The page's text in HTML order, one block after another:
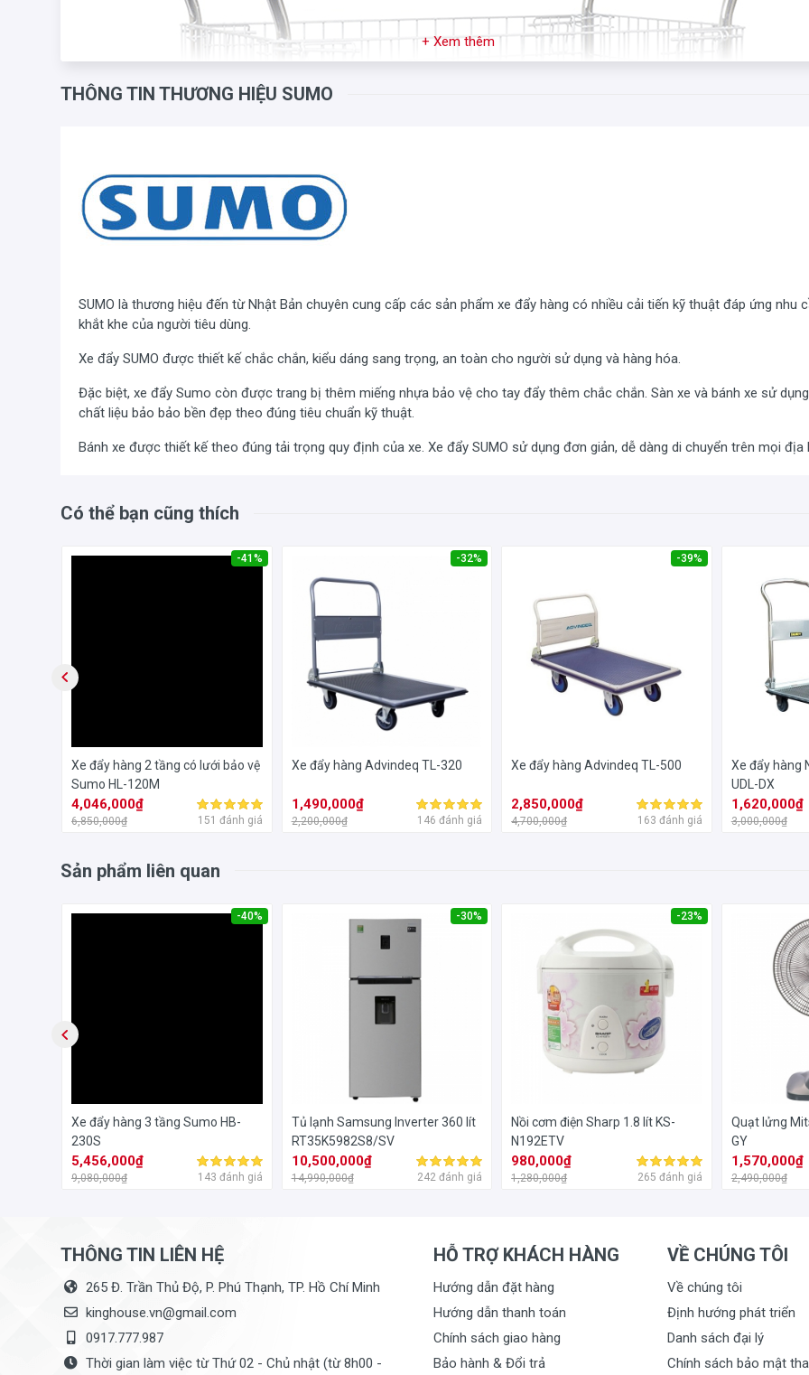
Xe đẩy hàng có lưới bảo vệ
112.5cm, cộng thêm khả năng chịu lực tốt lên đến 500kg, bạn có thể vận chuyển một lượng hàng hóa lớn cùng lúc, giúp quá
trình vận chuyển được nhanh chóng, tiết kiệm thời gian và công sức hơn so với vận chuyển hàng theo cách truyền thống.
Sumo HG-313 luôn là lựa chọn hàng đầu của các công ty, doanh nghiệp lớn trong việc phục vụ vận tải hàng hóa từ nơi này
+ Xem thêm
THÔNG TIN THƯƠNG HIỆU SUMO
SUMO là thương hiệu đến từ Nhật Bản chuyên cung cấp các sản phẩm xe đẩy hàng có nhiều cải tiến kỹ thuật đáp ứng nhu
khắt khe của người tiêu dùng.
Xe đẩy SUMO được thiết kế chắc chắn, kiểu dáng sang trọng, an toàn cho người sử dụng và hàng hóa.
Đặc biệt, xe đẩy Sumo còn được trang bị thêm miếng nhựa bảo vệ cho tay đẩy thêm chắc chắn. Sàn xe và bánh xe sử dụng
chất liệu bảo bảo bền đẹp theo đúng tiêu chuẩn kỹ thuật.
Bánh xe được thiết kế theo đúng tải trọng quy định của xe. Xe đẩy SUMO sử dụng đơn giản, dễ dàng di chuyển trên mọi địa
Có thể bạn cũng thích
-41%
Xe đẩy hàng 2 tầng có lưới bảo vệ
Sumo HL-120M
4,046,000₫
6,850,000₫ 151 đánh giá
-32%
Xe đẩy hàng Advindeq TL-320
1,490,000₫
2,200,000₫ 146 đánh giá
-39%
Xe đẩy hàng Advindeq TL-500
2,850,000₫
4,700,000₫ 163 đánh giá
Xe đẩy hàng
UDL-DX
1,620,000₫
3,000,000₫
Sản phẩm liên quan
-40%
Xe đẩy hàng 3 tầng Sumo HB-
230S
5,456,000₫
9,080,000₫ 143 đánh giá
-30%
Tủ lạnh Samsung Inverter 360 lít
RT35K5982S8/SV
10,500,000₫
14,990,000₫ 242 đánh giá
-23%
Nồi cơm điện Sharp 1.8 lít KS-
N192ETV
980,000₫
1,280,000₫ 265 đánh giá
Quạt lửng
GY
1,570,000₫
2,490,000₫
THÔNG TIN LIÊN HỆ
265 Đ. Trần Thủ Độ, P. Phú Thạnh, TP. Hồ Chí Minh
kinghouse.vn@gmail.com
0917.777.987
Thời gian làm việc từ Thứ 02 - Chủ nhật (từ 8h00 -
HỖ TRỢ KHÁCH HÀNG
Hướng dẫn đặt hàng
Hướng dẫn thanh toán
Chính sách giao hàng
Bảo hành & Đổi trả
VỀ CHÚNG TÔI
Về chúng tôi
Định hướng phát triển
Danh sách đại lý
Chính sách bảo mật